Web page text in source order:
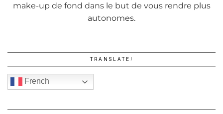
make-up de fond dans le but de vous rendre plus
autonomes.
TRANSLATE!
French